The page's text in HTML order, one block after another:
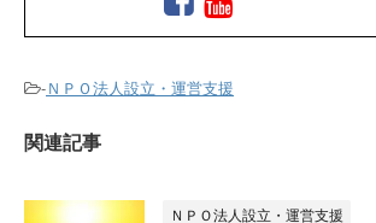
-ＮＰＯ法人設立・運営支援
関連記事
ＮＰＯ法人設立・運営支援